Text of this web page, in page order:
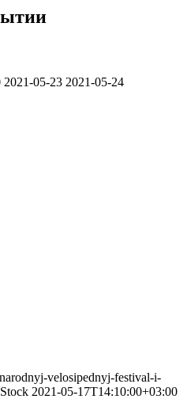
2021-05-23 2021-05-24
velosipednyj-festival-i-
2021-05-17T14:10:00+03:00